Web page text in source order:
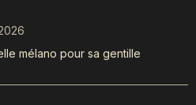
mélano pour sa gentille